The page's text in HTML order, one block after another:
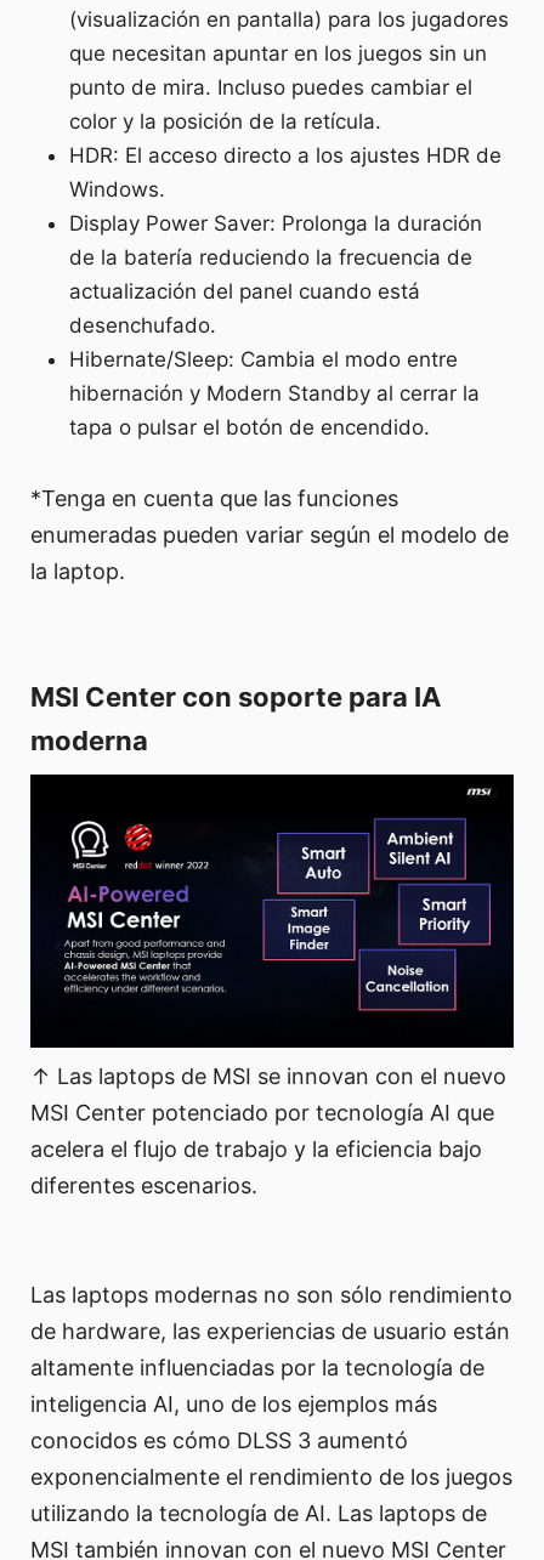
(visualización en pantalla) para los jugadores
que necesitan apuntar en los juegos sin un
punto de mira. Incluso puedes cambiar el
color y la posición de la retícula.
HDR: El acceso directo a los ajustes HDR de
Windows.
Display Power Saver: Prolonga la duración
de la batería reduciendo la frecuencia de
actualización del panel cuando está
desenchufado.
Hibernate/Sleep: Cambia el modo entre
hibernación y Modern Standby al cerrar la
tapa o pulsar el botón de encendido.
*Tenga en cuenta que las funciones
enumeradas pueden variar según el modelo de
la laptop.
MSI Center con soporte para IA
moderna
↑ Las laptops de MSI se innovan con el nuevo
MSI Center potenciado por tecnología AI que
acelera el flujo de trabajo y la eficiencia bajo
diferentes escenarios.
Las laptops modernas no son sólo rendimiento
de hardware, las experiencias de usuario están
altamente influenciadas por la tecnología de
inteligencia AI, uno de los ejemplos más
conocidos es cómo DLSS 3 aumentó
exponencialmente el rendimiento de los juegos
utilizando la tecnología de AI. Las laptops de
MSI también innovan con el nuevo MSI Center